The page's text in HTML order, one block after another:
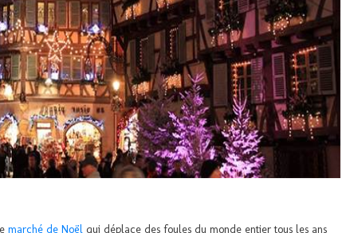
marché de Noël qui déplace des foules du monde entier tous les ans